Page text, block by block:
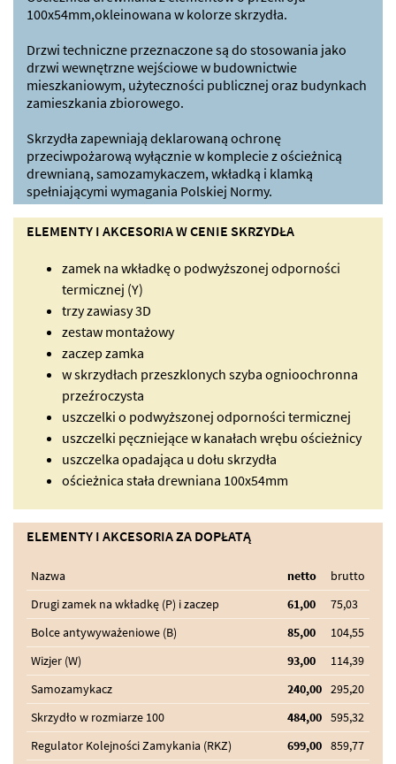
100x54mm,okleinowana w kolorze skrzydła.
Drzwi techniczne przeznaczone są do stosowania jako
drzwi wewnętrzne wejściowe w budownictwie
mieszkaniowym, użyteczności publicznej oraz budynkach
zamieszkania zbiorowego.
Skrzydła zapewniają deklarowaną ochronę
przeciwpożarową wyłącznie w komplecie z ościeżnicą
drewnianą, samozamykaczem, wkładką i klamką
spełniającymi wymagania Polskiej Normy.
ELEMENTY I AKCESORIA W CENIE SKRZYDŁA
zamek na wkładkę o podwyższonej odporności
termicznej (Y)
trzy zawiasy 3D
zestaw montażowy
zaczep zamka
w skrzydłach przeszklonych szyba ognioochronna
przeźroczysta
uszczelki o podwyższonej odporności termicznej
uszczelki pęczniejące w kanałach wrębu ościeżnicy
uszczelka opadająca u dołu skrzydła
ościeżnica stała drewniana 100x54mm
ELEMENTY I AKCESORIA ZA DOPŁATĄ
Nazwa netto
brutto
Drugi zamek na wkładkę (P) i zaczep
61,00
75,03
Bolce antywyważeniowe (B)
85,00
104,55
Wizjer (W)
93,00
114,39
Samozamykacz
240,00 295,20
Skrzydło w rozmiarze 100
484,00 595,32
Regulator Kolejności Zamykania (RKZ)
699,00 859,77